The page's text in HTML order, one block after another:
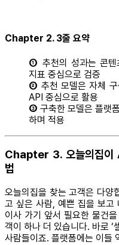
Chapter 2. 3줄 요약
① 추천의 성과는 콘
지표 중심으로 검증
② 추천 모델은 자체
API 중심으로 활용
③ 구축한 모델은 플랫
하며 적용
Chapter 3. 오늘의집이
법
오늘의집을 찾는 고객은 다양
고 싶은 사람, 예쁜 집을 보고
이사 가기 앞서 필요한 물건
객이 하나 더 있습니다. 바로 ‘
사람들이죠. 플랫폼에는 이들